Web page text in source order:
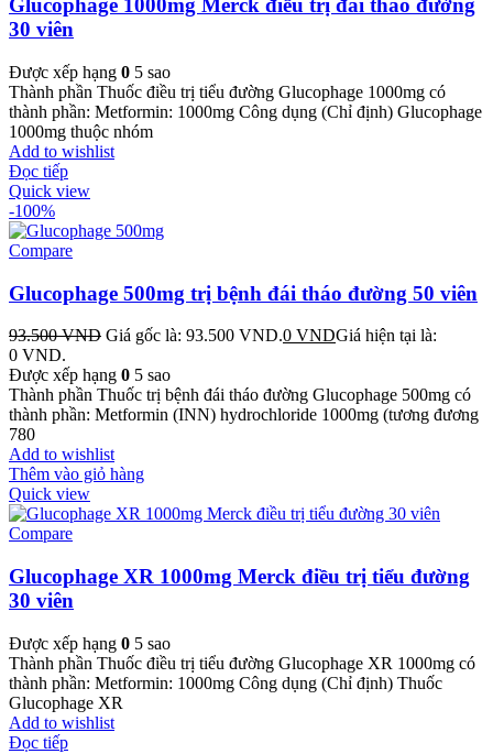
Glucophage 1000mg Merck điều trị đái tháo đường
30 viên
Được xếp hạng 0 5 sao
Thành phần Thuốc điều trị tiểu đường Glucophage 1000mg có
thành phần: Metformin: 1000mg Công dụng (Chỉ định) Glucophage
1000mg thuộc nhóm
Add to wishlist
Đọc tiếp
Quick view
-100%
Compare
Glucophage 500mg trị bệnh đái tháo đường 50 viên
93.500VND Giá gốc là: 93.500 VND.0 VNDGiá hiện tại là:
0 VND.
Được xếp hạng 0 5 sao
Thành phần Thuốc trị bệnh đái tháo đường Glucophage 500mg có
thành phần: Metformin (INN) hydrochloride 1000mg (tương đương
780
Add to wishlist
Thêm vào giỏ hàng
Quick view
Compare
Glucophage XR 1000mg Merck điều trị tiểu đường
30 viên
Được xếp hạng 0 5 sao
Thành phần Thuốc điều trị tiểu đường Glucophage XR 1000mg có
thành phần: Metformin: 1000mg Công dụng (Chỉ định) Thuốc
Glucophage XR
Add to wishlist
Đọc tiếp